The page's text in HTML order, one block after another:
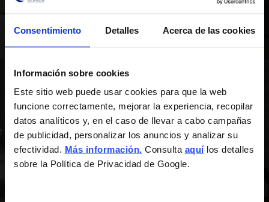
Consentimiento Detalles Acerca de las cookies
Información sobre cookies
Este sitio web puede usar cookies para que la web
funcione correctamente, mejorar la experiencia, recopilar
datos analíticos y, en el caso de llevar a cabo campañas
de publicidad, personalizar los anuncios y analizar su
efectividad. Más información. Consulta aquílos detalles
sobre la Política de Privacidad de Google.
Cambio de bañera por ducha